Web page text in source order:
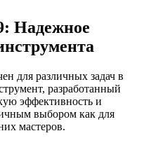
Надежное
для различных задач в
разработанный
эффективность и
выбором как для
мастеров.